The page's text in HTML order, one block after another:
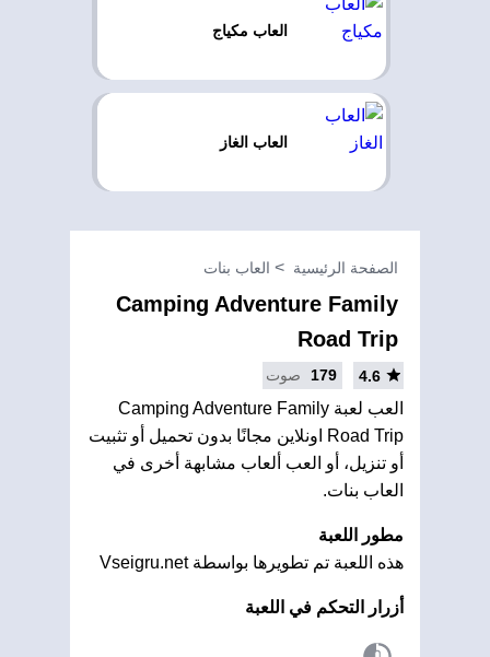
العاب مكياج
العاب الغاز
الصفحة الرئيسية العاب بنات
Camping Adventure Family
Road Trip
4.6
179 صوت
العب لعبة Camping Adventure Family
Road Trip اونلاين مجانًا بدون تحميل أو تثبيت
أو تنزيل، أو العب ألعاب مشابهة أخرى في
العاب بنات.
مطور اللعبة
هذه اللعبة تم تطويرها بواسطة Vseigru.net
أزرار التحكم في اللعبة